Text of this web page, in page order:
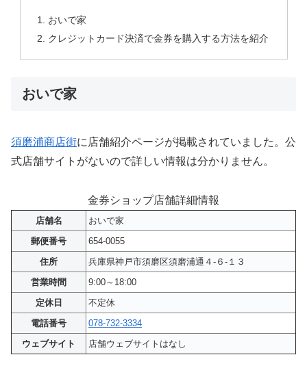
おいで家
クレジットカード決済で金券を購入する方法を紹介
おいで家
須磨浦商店街に店舗紹介ページが掲載されていました。公
式店舗サイトがないので詳しい情報は分かりません。
金券ショップ店舗詳細情報
店舗名
おいで家
郵便番号
654-0055
住所
兵庫県神戸市須磨区須磨浦通４-６-１３
営業時間
9:00～18:00
定休日
不定休
電話番号
078-732-3334
ウェブサイト
店舗ウェブサイトはなし